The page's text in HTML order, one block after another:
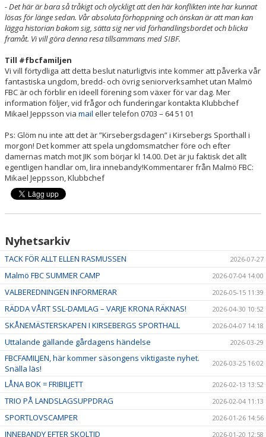
- Det här är bara så tråkigt och olyckligt att den här konflikten inte har kunnat
lösas för länge sedan. Vår absoluta förhoppning och önskan är att man kan
lägga historian bakom sig, sätta sig ner vid förhandlingsbordet och blicka
framåt. Vi vill göra denna resa tillsammans med SIBF.
Till #fbcfamiljen
Vi vill förtydliga att detta beslut naturligtvis inte kommer att påverka vår
fantastiska ungdom, bredd- och övrig seniorverksamhet utan Malmö
FBC är och förblir en ideell förening som växer för var dag. Mer
information följer, vid frågor och funderingar kontakta Klubbchef
Mikael Jeppsson via mail eller telefon 0703 – 64 51 01
Ps: Glöm nu inte att det är ”Kirsebergsdagen” i Kirsebergs Sporthall i
morgon! Det kommer att spela ungdomsmatcher före och efter
damernas match mot JIK som börjar kl 14.00. Det är ju faktisk det allt
egentligen handlar om, lira innebandy!Kommentarer från Malmö FBC:
Mikael Jeppsson, Klubbchef
Nyhetsarkiv
TACK FÖR ALLT ELLEN RASMUSSEN 2026-07-27
Malmö FBC SUMMER CAMP 2026-07-04 14:00
VALBEREDNINGEN INFORMERAR 2026-05-15 11:39
RÄDDA VÅRT SSL-DAMLAG – VARJE KRONA RÄKNAS! 2026-04-30 10:52
SKÅNEMÄSTERSKAPEN I KIRSEBERGS SPORTHALL 2026-04-07 14:18
Uttalande gällande gårdagens händelse 2026-03-29
FBCFAMILJEN, här kommer säsongens viktigaste nyhet.
Snälla läs!
2026-03-25 16:02
LÅNA BOK = FRIBILJETT 2026-02-13 13:52
TRIO PÅ LANDSLAGSUPPDRAG 2026-02-04 11:13
SPORTLOVSCAMPER 2026-01-26 14:56
INNEBANDY EFTER SKOLTID 2026-01-20 12:58